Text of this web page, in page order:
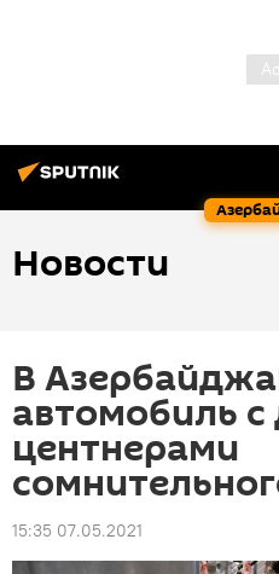
Новости
В
автомобиль
центнерами
15:35 07.05.2021